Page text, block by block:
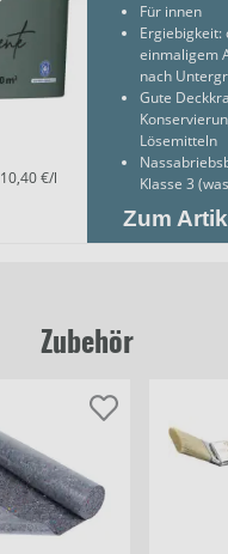
10,40 €/l
Für innen
Ergiebigkeit:
einmaligem
nach
Gute
Lösemitteln
Klasse 3
Zum
Zubehör